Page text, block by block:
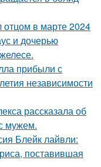
отцом в марте 2024
и дочерью
прибыли с
независимости
рассказала об
мужем.
Блейк лайвли:
поставившая